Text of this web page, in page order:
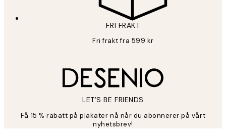
FRI FRAKT
Fri frakt fra 599 kr
LET’S BE FRIENDS
Få 15 % rabatt på plakater nå når du abonnerer på vårt
nyhetsbrev!